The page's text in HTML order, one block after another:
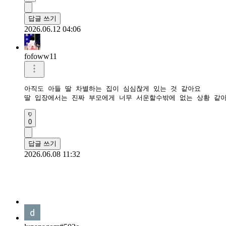
답글 쓰기
2026.06.12 04:06
fofoww11
아직도 아들 딸 차별하는 집이 심심찮게 있는 것 같아요
딸 입장에서는 진짜 부모에게 너무 서운할수밖에 없는 상황 같
0
답글 쓰기
2026.06.08 11:32